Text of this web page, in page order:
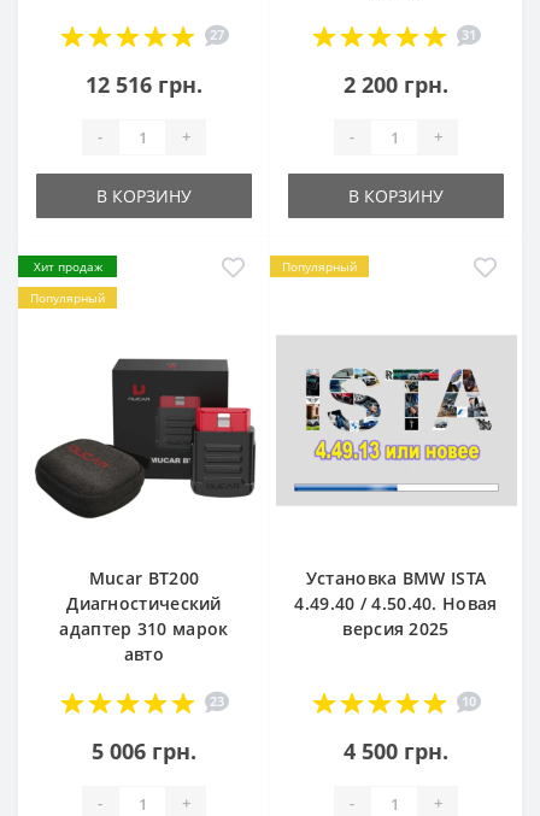
27
12 516 грн.
- +
В КОРЗИНУ
31
2 200 грн.
- +
В КОРЗИНУ
Хит продаж
Популярный
Mucar BT200
Диагностический
адаптер 310 марок
авто
23
5 006 грн.
- +
Популярный
Установка BMW ISTA
4.49.40 / 4.50.40. Новая
версия 2025
10
4 500 грн.
- +